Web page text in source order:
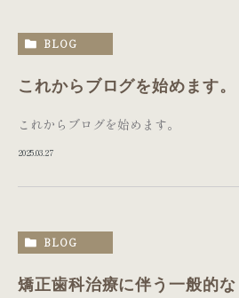
BLOG
これからブログを始めます。
これからブログを始めます。
2025.03.27
BLOG
矯正歯科治療に伴う一般的